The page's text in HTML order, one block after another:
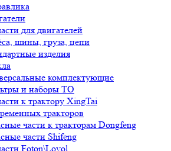
для двигателей
шины, груза, цепи
изделия
комплектующие
и наборы ТО
к трактору XingTai
тракторов
части к тракторам Dongfeng
части Shifeng
Foton\Lovol